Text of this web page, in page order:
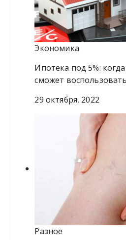
Экономика
Ипотека под 5%:
сможет
29 октября, 2022
Разное